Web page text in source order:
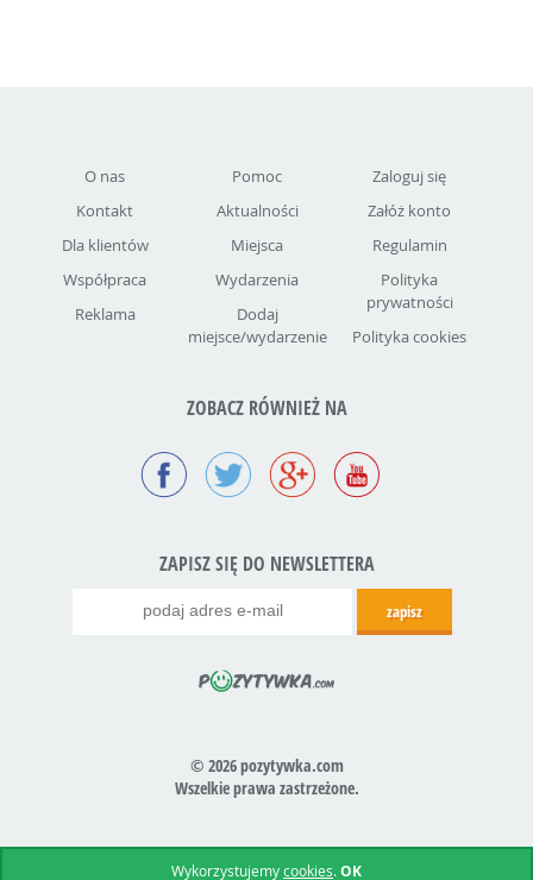
O nas
Kontakt
Dla klientów
Współpraca
Reklama
Pomoc
Aktualności
Miejsca
Wydarzenia
Dodaj
miejsce/wydarzenie
Zaloguj się
Załóż konto
Regulamin
Polityka
prywatności
Polityka cookies
ZOBACZ RÓWNIEŻ NA
ZAPISZ SIĘ DO NEWSLETTERA
© 2026 pozytywka.com
Wszelkie prawa zastrzeżone.
Wykorzystujemycookies.OK